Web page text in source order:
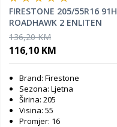
FIRESTONE 205/55R16 91H
ROADHAWK 2 ENLITEN
ljetna guma
136,20 KM
116,10 KM
Brand: Firestone
Sezona: Ljetna
Širina: 205
Visina: 55
Promjer: 16